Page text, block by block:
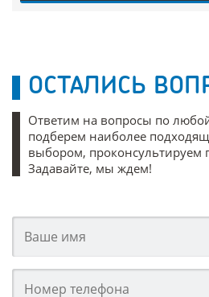
ОСТАЛИСЬ
Ответим на вопросы по
подберем наиболее
выбором,
Задавайте, мы ждем!